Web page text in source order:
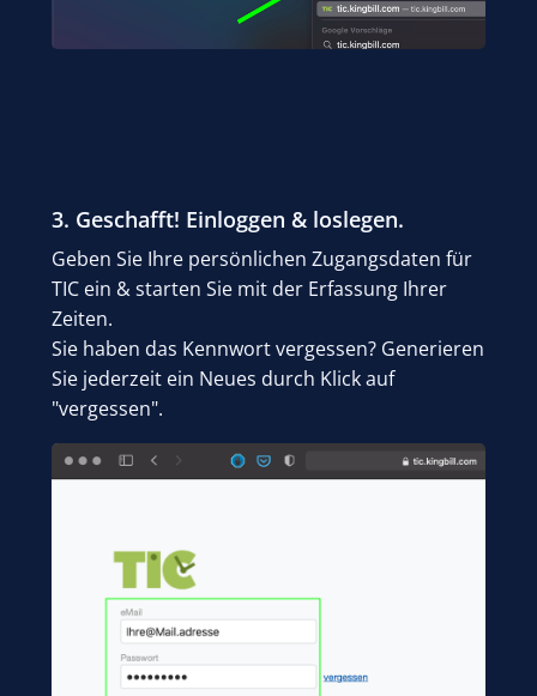
3. Geschafft! Einloggen & loslegen.
Geben Sie Ihre persönlichen Zugangsdaten für
TIC ein & starten Sie mit der Erfassung Ihrer
Zeiten.
Sie haben das Kennwort vergessen? Generieren
Sie jederzeit ein Neues durch Klick auf
"vergessen".